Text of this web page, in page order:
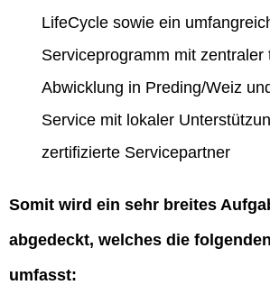
LifeCycle sowie ein
Serviceprogramm mit zentraler
Abwicklung in Preding/Weiz
Service mit lokaler
zertifizierte Servicepartner
Somit wird ein sehr breites
abgedeckt, welches die
umfasst: